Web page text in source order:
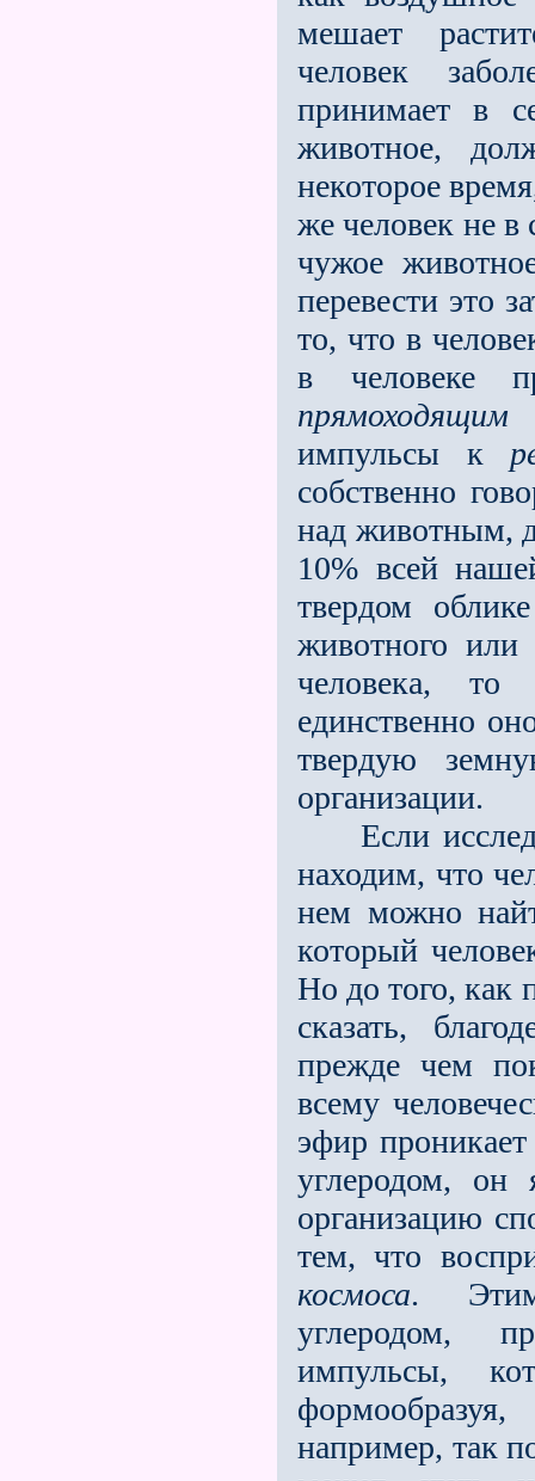
мешает
человек
принимает в
животное,
некоторое
же человек не в
чужое
перевести это
то, что в
в человеке
прямоходящим
импульсы к
собственно
над животным,
10% всей
твердом
животного или
человека,
единственно
твердую
организации.
Если
находим, что
нем можно
который
Но до того, как
сказать,
прежде чем
всему
эфир
углеродом, он
организацию
тем, что
космоса.
углеродом,
импульсы,
например, так